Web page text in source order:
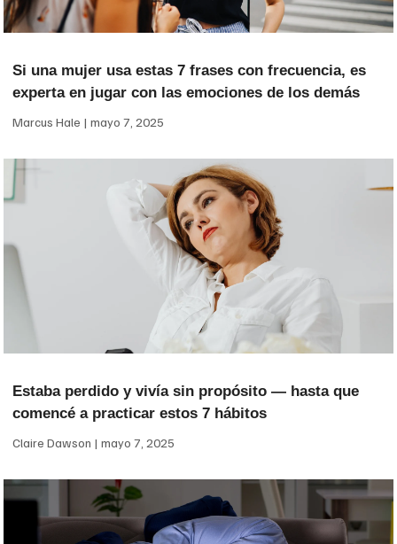
Si una mujer usa estas 7 frases con frecuencia, es
experta en jugar con las emociones de los demás
Marcus Hale mayo 7, 2025
Estaba perdido y vivía sin propósito — hasta que
comencé a practicar estos 7 hábitos
Claire Dawson mayo 7, 2025